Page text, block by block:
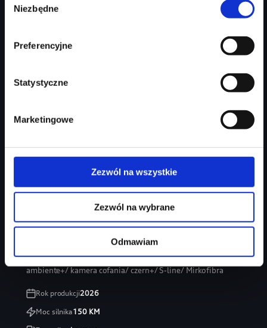
zgody
Niezbędne
Preferencyjne
Statystyczne
Marketingowe
Zezwól na wszystkie
Zezwól na wybrane
Odmawiam
213 746 zł
Zapytaj o ofertę Szczegóły
Audi Q3 Sportback
ambiente+/ kamera cofania/ czern+/ S-line/ Mirkofibra
Rok produkcji2026
Moc silnika150KM